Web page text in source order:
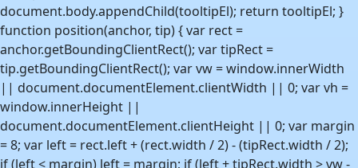
document.body.appendChild(tooltipEl); return tooltipEl; }
function position(anchor, tip) { var rect =
anchor.getBoundingClientRect(); var tipRect =
tip.getBoundingClientRect(); var vw = window.innerWidth
|| document.documentElement.clientWidth || 0; var vh =
window.innerHeight ||
document.documentElement.clientHeight || 0; var margin
= 8; var left = rect.left + (rect.width / 2) - (tipRect.width / 2);
if (left < margin) left = margin; if (left + tipRect.width > vw -